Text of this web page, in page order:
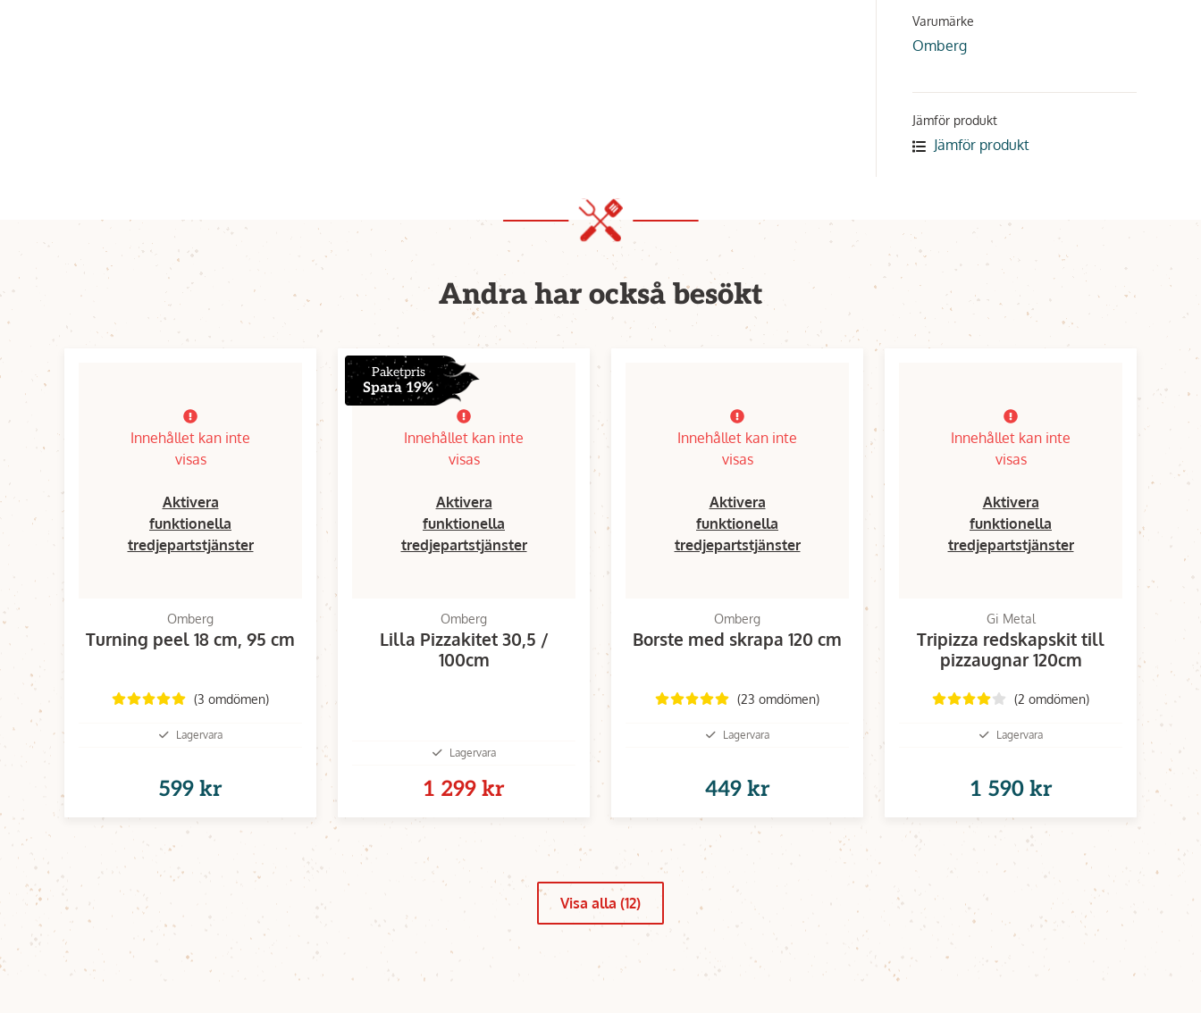
Varumärke
Omberg
Jämför produkt
Jämför produkt
Andra har också besökt
Innehållet kan inte
visas
Aktivera
funktionella
tredjepartstjänster
Omberg
Turning peel 18 cm, 95 cm
(3 omdömen)
Lagervara
599 kr
Paketpris
Spara 19%
Innehållet kan inte
visas
Aktivera
funktionella
tredjepartstjänster
Omberg
Lilla Pizzakitet 30,5 /
100cm
Lagervara
1 299 kr
Innehållet kan inte
visas
Aktivera
funktionella
tredjepartstjänster
Omberg
Borste med skrapa 120 cm
(23 omdömen)
Lagervara
449 kr
Innehållet kan inte
visas
Aktivera
funktionella
tredjepartstjänster
Gi Metal
Tripizza redskapskit till
pizzaugnar 120cm
(2 omdömen)
Lagervara
1 590 kr
Visa alla (12)